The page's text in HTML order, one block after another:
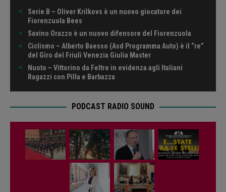
Serie B – Oliver Krilkovs è un nuovo giocatore dei
Fiorenzuola Bees
Savino Orazzo è un nuovo difensore del Fiorenzuola
Ciclismo – Alberto Baesso (Asd Programma Auto) è il “re”
del Giro del Friuli Venezia Giulia Master
Nuoto – Vittorino da Feltre in evidenza agli Italiani
Ragazzi con Pilla e Barbazza
PODCAST RADIO SOUND